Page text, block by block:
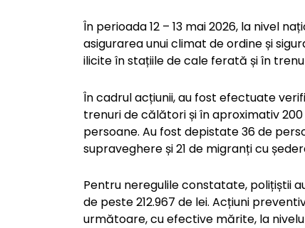
În perioada 12 – 13 mai 2026, la nivel
asigurarea unui climat de ordine și
ilicite în stațiile de cale ferată și în
În cadrul acțiunii, au fost efectuate
trenuri de călători și în aproximativ
persoane. Au fost depistate 36 de
supraveghere și 21 de migranți cu
Pentru neregulile constatate, polițiștii
de peste 212.967 de lei. Acțiuni
următoare, cu efective mărite, la